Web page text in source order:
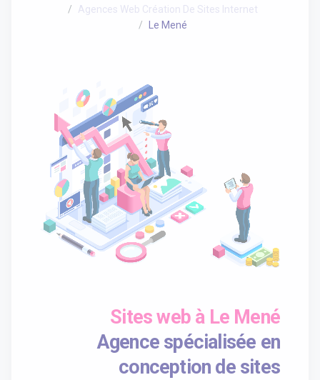
Agences Web Création De Sites Internet
Le Mené
Sites web à Le Mené
Agence spécialisée en
conception de sites